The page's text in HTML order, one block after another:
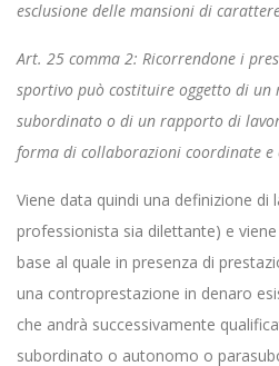
esclusione delle mansioni di
Art. 25 comma 2: Ricorrendone i
sportivo può costituire oggetto di
subordinato o di un rapporto di
forma di collaborazioni coordinate
Viene data quindi una definizione di
professionista sia dilettante) e
base al quale in presenza di
una controprestazione in denaro
che andrà successivamente
subordinato o autonomo o